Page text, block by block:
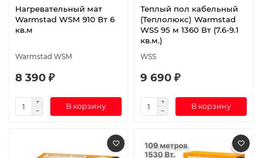
Нагревательный мат
Warmstad WSM 910 Вт 6
кв.м
Warmstad WSM
8 390 ₽
В корзину
Теплый пол кабельный
(Теплолюкс) Warmstad
WSS 95 м 1360 Вт (7.6-9.1
кв.м.)
WSS
9 690 ₽
В корзину